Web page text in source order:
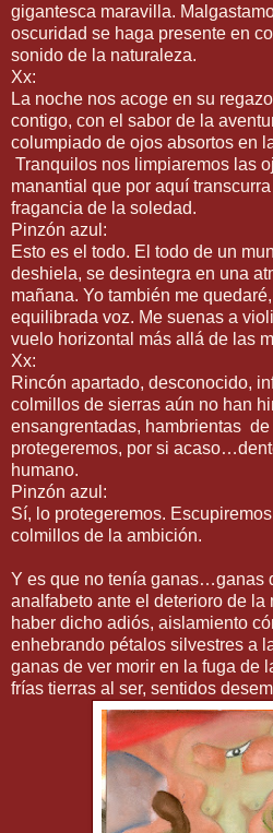
gigantesca maravilla.
oscuridad se haga presente en
sonido de la naturaleza.
Xx:
La noche nos acoge en su
contigo, con el sabor de la
columpiado de ojos absortos en
Tranquilos nos limpiaremos las
manantial que por aquí
fragancia de la soledad.
Pinzón azul:
Esto es el todo. El todo de un
deshiela, se desintegra en una
mañana. Yo también me
equilibrada voz. Me suenas a
vuelo horizontal más allá de las
Xx:
Rincón apartado, desconocido,
colmillos de sierras aún no han
ensangrentadas, hambrientas
protegeremos, por si
humano.
Pinzón azul:
Sí, lo protegeremos.
colmillos de la ambición.
Y es que no tenía ganas…ganas
analfabeto ante el deterioro de la
haber dicho adiós, aislamiento
enhebrando pétalos silvestres a
ganas de ver morir en la fuga de
frías tierras al ser, sentidos